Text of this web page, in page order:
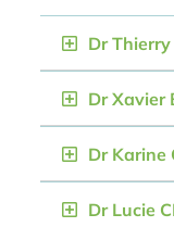
Dr
Dr Xavier
Dr Karine
Dr Lucie